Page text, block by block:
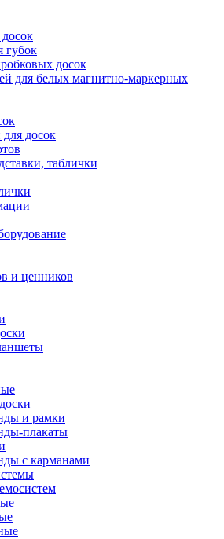
губок
досок
для белых магнитно-маркерных
досок
таблички
и ценников
и рамки
плакаты
с карманами